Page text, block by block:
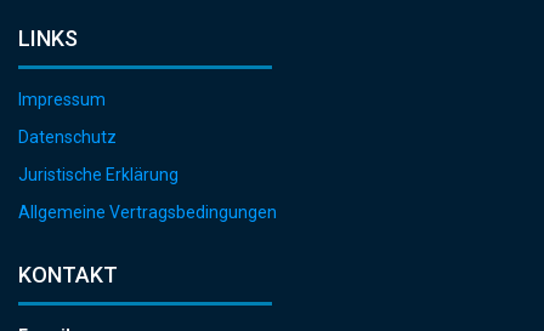
LINKS
Impressum
Datenschutz
Juristische Erklärung
Allgemeine Vertragsbedingungen
KONTAKT